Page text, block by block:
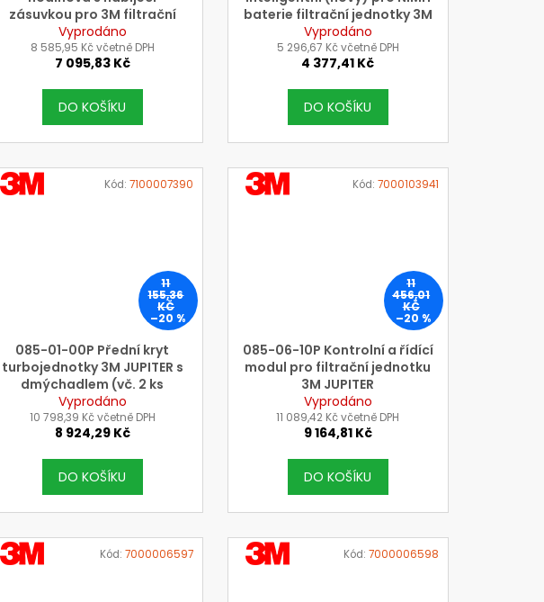
zásuvkou pro 3M filtrační
jednotku JUPITER
Vyprodáno
8 585,95 Kč včetně DPH
7 095,83 Kč
DO KOŠÍKU
baterie filtrační jednotky 3M
Jupiter
Vyprodáno
5 296,67 Kč včetně DPH
4 377,41 Kč
DO KOŠÍKU
VÝROBCE
3M
11
155,36
KČ
–20 %
085-01-00P Přední kryt
turbojednotky 3M JUPITER s
dmýchadlem (vč. 2 ks
náhradních těsnění filtrů)
Vyprodáno
10 798,39 Kč včetně DPH
8 924,29 Kč
DO KOŠÍKU
Kód: 7100007390 VÝROBCE
3M
11
456,01
KČ
–20 %
085-06-10P Kontrolní a řídící
modul pro filtrační jednotku
3M JUPITER
Vyprodáno
11 089,42 Kč včetně DPH
9 164,81 Kč
DO KOŠÍKU
Kód: 7000103941
VÝROBCE
3M Kód: 7000006597 VÝROBCE
3M Kód: 7000006598